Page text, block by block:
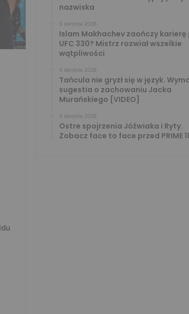
nazwiska
5 sierpnia 2026
Islam Makhachev zaończy karierę
UFC 330? Mistrz rozwiał wszelkie
wątpliwości
4 sierpnia 2026
Tańcula nie gryzł się w język.
sugestia o zachowaniu Jacka
Murańskiego [VIDEO]
4 sierpnia 2026
Ostre spojrzenia Jóźwiaka i Ryty.
Zobacz face to face przed PRIME